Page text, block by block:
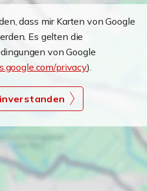
dass mir Karten von Google
Es gelten die
von Google
privacy).